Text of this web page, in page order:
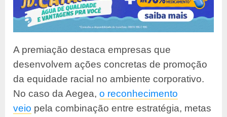
A premiação destaca empresas que
desenvolvem ações concretas de promoção
da equidade racial no ambiente corporativo.
No caso da Aegea, o reconhecimento
veio pela combinação entre estratégia, metas